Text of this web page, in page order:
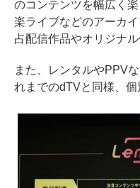
のコンテンツを幅広く
楽ライブなどのアーカ
占配信作品やオリジナ
また、レンタルやPPV
れまでのdTVと同様、個